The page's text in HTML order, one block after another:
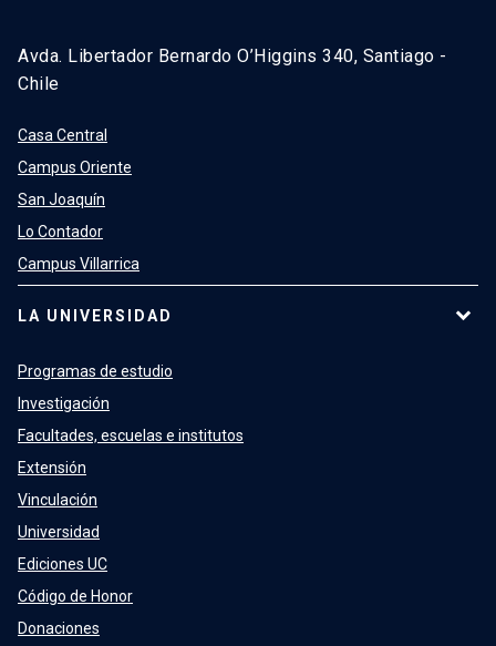
Avda. Libertador Bernardo O’Higgins 340, Santiago -
Chile
Casa Central
Campus Oriente
San Joaquín
Lo Contador
Campus Villarrica
LA UNIVERSIDAD
Programas de estudio
Investigación
Facultades, escuelas e institutos
Extensión
Vinculación
Universidad
Ediciones UC
Código de Honor
Donaciones